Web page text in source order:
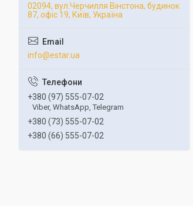
02094, вул.Черчилля Вінстона, будинок
87, офіс 19, Київ, Україна
info@estar.ua
+380 (97) 555-07-02
Viber, WhatsApp, Telegram
+380 (73) 555-07-02
+380 (66) 555-07-02